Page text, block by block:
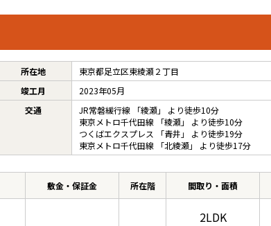
所在地
東京都足立区東綾瀬２丁目
竣工月
2023年05月
交通
JR常磐緩行線 「綾瀬」 より徒歩10分
東京メトロ千代田線 「綾瀬」 より徒歩10分
つくばエクスプレス
「青井 」 より徒歩19分
東京メトロ千代田線 「北綾瀬」 より徒歩17分
敷金・保証金 所在階 間取り・面積
2LDK